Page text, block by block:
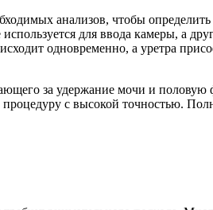
анализов, чтобы
для ввода камеры, а
одновременно, а уретра
за удержание мочи и
с высокой точностью.